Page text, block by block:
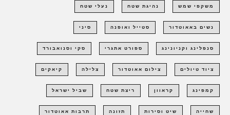
משקפי שמש נהיגת שטח נעלי שטח
נשים באאוטדור סטייל ואופנה סיני
סנפלינג וקניונינג ספורט אתגרי סקי וסנואבורד
ציוד טיולים צילום אאוטדור צלילה קיאקים
קמפינג קראוון ריצת שטח שביל ישראל
שחייה שיט וסירות תזונה תרבות אאוטדור